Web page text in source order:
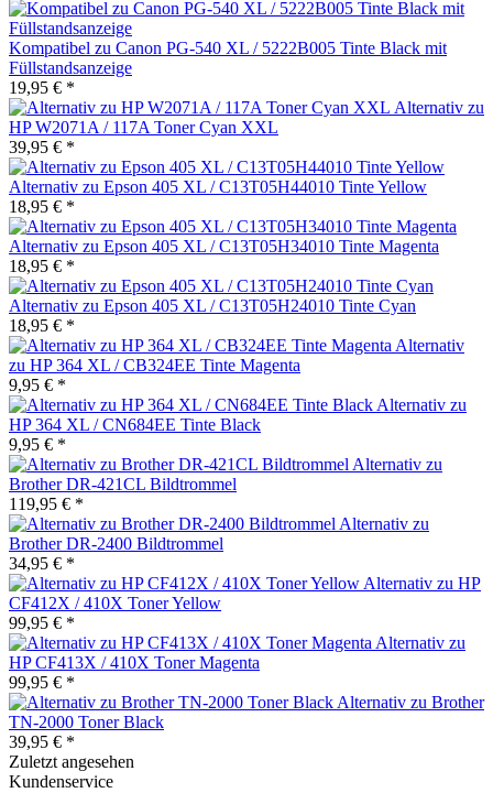
Kompatibel zu Canon PG-540 XL / 5222B005 Tinte Black mit
Füllstandsanzeige
19,95 € *
Alternativ zu
HP W2071A / 117A Toner Cyan XXL
39,95 € *
Alternativ zu Epson 405 XL / C13T05H44010 Tinte Yellow
18,95 € *
Alternativ zu Epson 405 XL / C13T05H34010 Tinte Magenta
18,95 € *
Alternativ zu Epson 405 XL / C13T05H24010 Tinte Cyan
18,95 € *
Alternativ
zu HP 364 XL / CB324EE Tinte Magenta
9,95 € *
Alternativ zu
HP 364 XL / CN684EE Tinte Black
9,95 € *
Alternativ zu
Brother DR-421CL Bildtrommel
119,95 € *
Alternativ zu
Brother DR-2400 Bildtrommel
34,95 € *
Alternativ zu HP
CF412X / 410X Toner Yellow
99,95 € *
Alternativ zu
HP CF413X / 410X Toner Magenta
99,95 € *
Alternativ zu Brother
TN-2000 Toner Black
39,95 € *
Zuletzt angesehen
Kundenservice